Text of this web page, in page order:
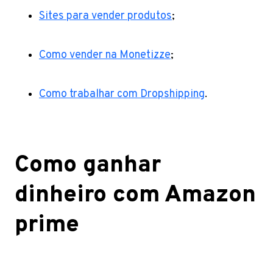
Sites para vender produtos;
Como vender na Monetizze;
Como trabalhar com Dropshipping.
Como ganhar
dinheiro com Amazon
prime